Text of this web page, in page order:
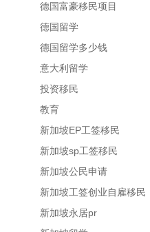
德国富豪移民项目
德国留学
德国留学多少钱
意大利留学
投资移民
教育
新加坡EP工签移民
新加坡sp工签移民
新加坡公民申请
新加坡工签创业自雇移民
新加坡永居pr